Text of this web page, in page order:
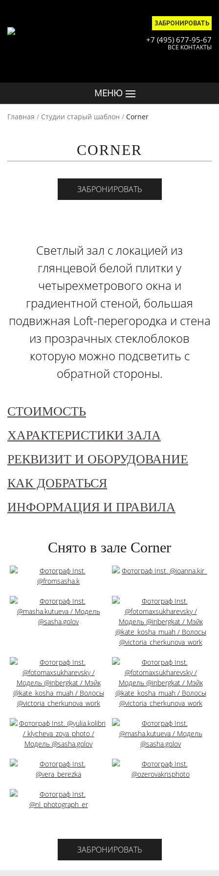
ЗАБРОНИРОВАТЬ
+7 (495) 677-95-67
ВСЕ КОНТАКТЫ
МЕНЮ
Главная / Студии старый шаблон / Corner
CORNER
ЗАБРОНИРОВАТЬ
Светлый зал с локацией из
глянцевой белой плитки у
четырехметрового окна и
градиентной стеной, большая
подвижная Loft-перегородка и стена
из прозрачных стеклоблоков
которую можно подсветить с
обратной стороны.
СТОИМОСТЬ
ХАРАКТЕРИСТИКИ ЗАЛА
РЕКВИЗИТ И ОБОРУДОВАНИЕ
КАК ДОБРАТЬСЯ
ИНФОРМАЦИЯ И ПРАВИЛА
Снято в зале Corner
ЗАБРОНИРОВАТЬ